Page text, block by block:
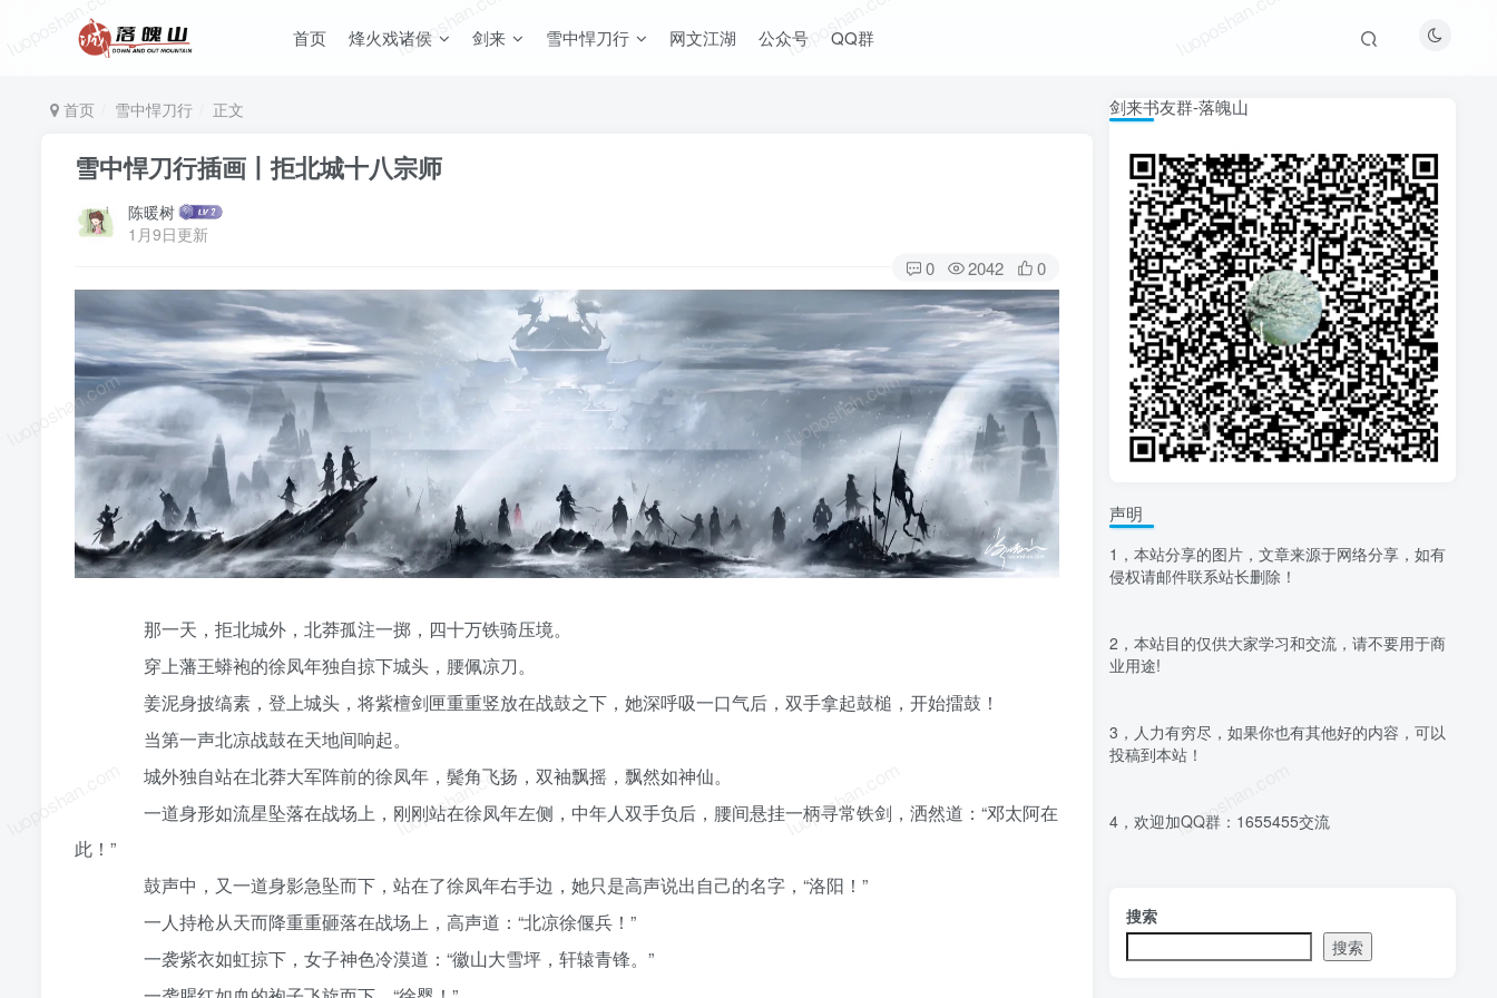
首页 烽火戏诸侯 剑来 雪中悍刀行 网文江湖 公众号 QQ群
首页 雪中悍刀行 正文
雪中悍刀行插画丨拒北城十八宗师
陈暖树
1月9日更新
0 2042 0
luoposhan.com
luoposhan.com
luoposhan.com
luoposhan.com
luoposhan.com
luoposhan.com
luoposhan.com
luoposhan.com
luoposhan.com
luoposhan.com
那一天，拒北城外，北莽孤注一掷，四十万铁骑压境。
穿上藩王蟒袍的徐凤年独自掠下城头，腰佩凉刀。
姜泥身披缟素，登上城头，将紫檀剑匣重重竖放在战鼓之下，她深呼吸一口气后，双手拿起鼓槌，开始擂鼓！
当第一声北凉战鼓在天地间响起。
城外独自站在北莽大军阵前的徐凤年，鬓角飞扬，双袖飘摇，飘然如神仙。
一道身形如流星坠落在战场上，刚刚站在徐凤年左侧，中年人双手负后，腰间悬挂一柄寻常铁剑，洒然道：“邓太阿在
此！”
鼓声中，又一道身影急坠而下，站在了徐凤年右手边，她只是高声说出自己的名字，“洛阳！”
一人持枪从天而降重重砸落在战场上，高声道：“北凉徐偃兵！”
一袭紫衣如虹掠下，女子神色冷漠道：“徽山大雪坪，轩辕青锋。”
剑来书友群-落魄山
声明
1，本站分享的图片，文章来源于网络分享，如有
侵权请邮件联系站长删除！
2，本站目的仅供大家学习和交流，请不要用于商
业用途!
3，人力有穷尽，如果你也有其他好的内容，可以
投稿到本站！
4，欢迎加QQ群：1655455交流
搜索
搜索